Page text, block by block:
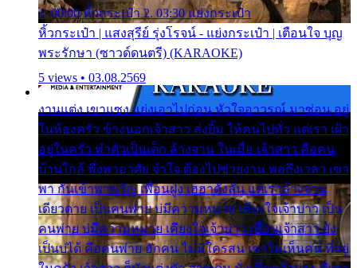
1. 00:00 หิ้วกระเป๋า 2. 03:30 แย่งกระเป๋า
หิ้วกระเป๋า | แสงสุรีย์ รุ่งโรจน์ - แย่งกระเป๋า | เตือนใจ บุญ
พระรักษา (ซาวด์ดนตรี) (KARAOKE)
5 views • 03.08.2569
งานแต่ง เขาแซง แย่งเอาไปก่อน หัวใจอาวรณ์ มาซ่อน อยู่
ในห้องครัว ข้างนอกเจ้าสาว ส่งยิ้ม ให้คนไปทั่ว แต่เรา เฝ้า
อยู่ในครัว ทำตัวเป็นเด็ก ล้างจาน ในเมื่อ เจ้าสาว คือคน
บ้านใกล้ พึ่งพาอาศัย จำใจ ต้องไปช่วยงาน พอถึงเวลา เขา
พา กันเข้าพาขวัญ เพื่อนฝูง เฮฮาดังลั่น แต่เราล้างจาน
เดียวดาย เป็นคนพ่าย บ่มีความหมาย เคียงใจเจ้าบ่าว เป็น
คนพ่าย บ่มีความหมาย เคียงใจเจ้าบ่าว เพื่อนเจ้าสาว ยัง
เป็นบ่ได้ คือคนพ่าย ฮักคน ไม่มีใครสน เขาไม่เห็นคน ที่อยู่